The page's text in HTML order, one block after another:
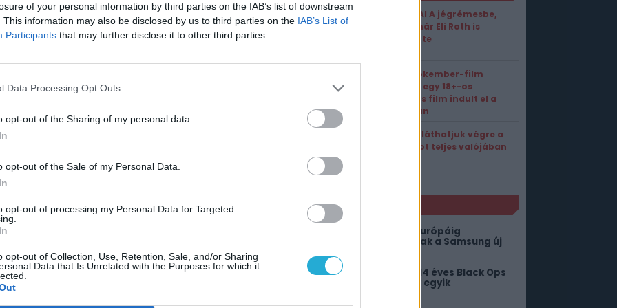
of your personal information by third parties on the IAB’s list of downstream
This information may also be disclosed by us to third parties on the IAB’s List of
Participants that may further disclose it to other third parties.
Data Processing Opt Outs
opt-out of the Sharing of my personal data.
opt-out of the Sale of my Personal Data.
opt-out of processing my Personal Data for Targeted
opt-out of Collection, Use, Retention, Sale, and/or Sharing
Data that Is Unrelated with the Purposes for which it
egy fejlesztőcsapat szerint ez egy
már csak hab a tortán, hogy ezt
büszkén tették bele a hivatalos
pillanatok alatt kiszúrta a játékot, és
hogy egyáltalán hogyan kerülhetett fel
a játék. A probléma inkább az, hogy
rossz trollkodás és egy félresikerült humor
a rész, hogy a fejlesztők konkrét gameplay
ráadásul olyan könnyed stílusban, mintha
kell locsolni a paradicsomot. Ez az a pont,
cérna. A Plantation Simulator így
Került AI A jégrémesbe,
most már Eli Roth is
elismerte
Az új Pókember-film
helyett egy 18+-os
erotikus film indult el a
moziban
Ekkora láthatjuk végre a
GTA 6-ot teljes valójában
AJÁNLÓ
Dél-Koreától Indián át Európáig
mindenhol jól muzsikálnak a Samsung új
Lehoz az életről, hogy a 14 éves Black Ops
2 megúszós portja az év egyik